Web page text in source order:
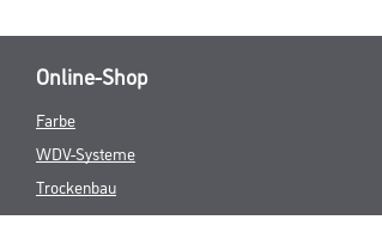
Online-Shop
Farbe
WDV-Systeme
Trockenbau
Putze- und Spachtelmassen